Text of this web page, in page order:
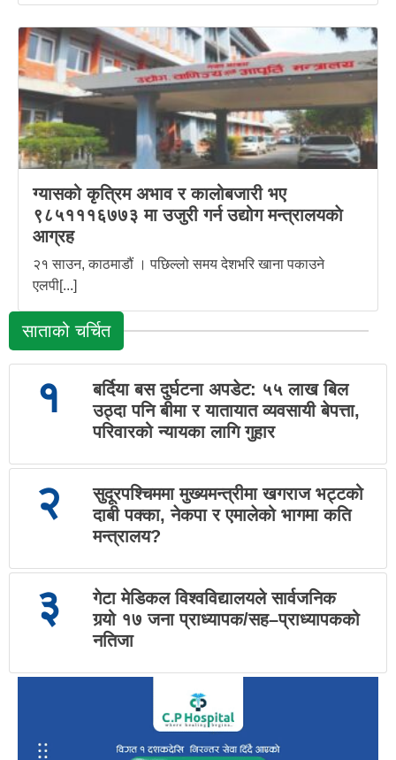
ग्यासको कृत्रिम अभाव र कालोबजारी भए
९८५१११६७७३ मा उजुरी गर्न उद्योग मन्त्रालयकाे
आग्रह
२१ साउन, काठमाडौं । पछिल्लो समय देशभरि खाना पकाउने
एलपी[...]
साताको चर्चित
१
बर्दिया बस दुर्घटना अपडेट: ५५ लाख बिल
उठ्दा पनि बीमा र यातायात व्यवसायी बेपत्ता,
परिवारको न्यायका लागि गुहार
२
सुदूरपश्चिममा मुख्यमन्त्रीमा खगराज भट्टको
दाबी पक्का, नेकपा र एमालेको भागमा कति
मन्त्रालय?
३
गेटा मेडिकल विश्वविद्यालयले सार्वजनिक
गर्‍यो १७ जना प्राध्यापक/सह–प्राध्यापकको
नतिजा